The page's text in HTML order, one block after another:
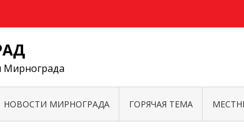
Мирнограда
НОВОСТИ МИРНОГРАДА ГОРЯЧАЯ ТЕМА